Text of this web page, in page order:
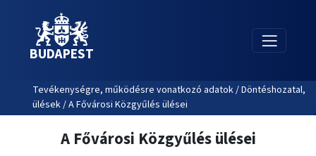
BUDAPEST
Tevékenységre, működésre vonatkozó adatok / Döntéshozatal,
ülések / A Fővárosi Közgyűlés ülései
A Fővárosi Közgyűlés ülései